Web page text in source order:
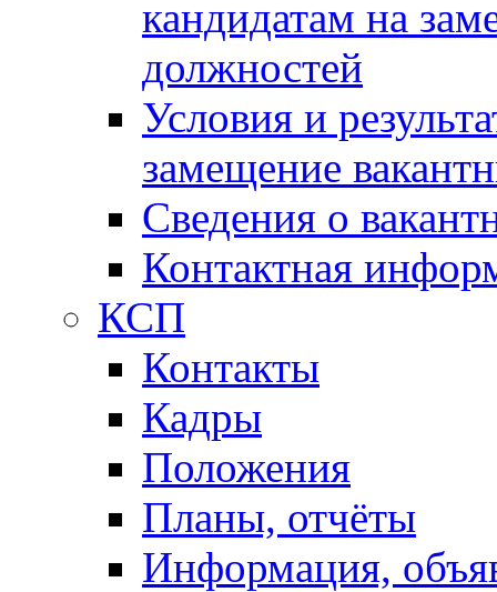
кандидатам на
должностей
Условия и
замещение
Сведения о
Контактная
КСП
Контакты
Кадры
Положения
Планы, отчёты
Информация,